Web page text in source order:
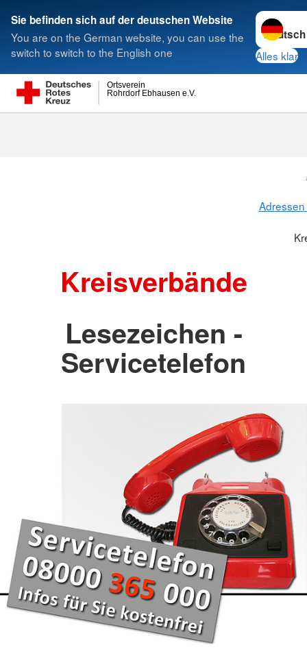
Sie befinden sich auf der deutschen Website
You are on the German website, you can use the
switch to switch to the English one
Sprache
Alles klar
Rohrdorf Ebhausen e.V.
Ortsverein
Suche
Kreisverbände
Lesezeichen -
Servicetelefon